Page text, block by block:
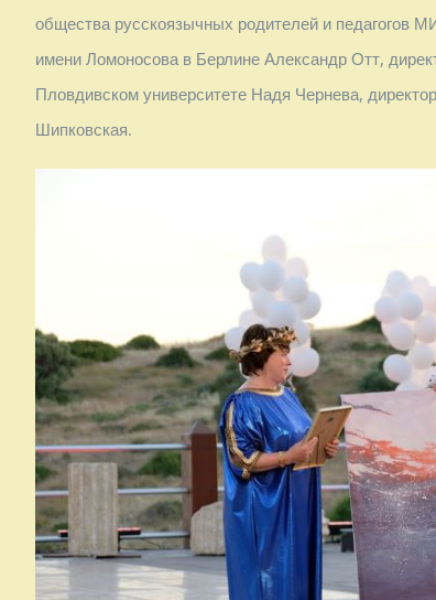
общества русскоязычных родителей и педагогов
имени Ломоносова в Берлине Александр Отт,
Пловдивском университете Надя Чернева,
Шипковская.